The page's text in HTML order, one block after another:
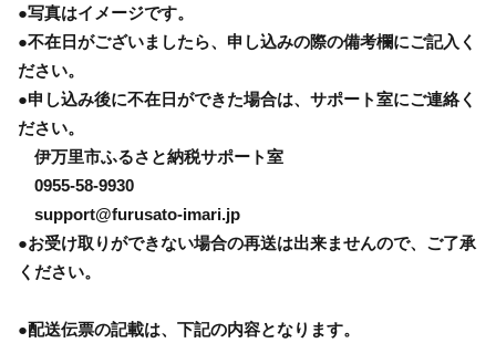
●写真はイメージです。
●不在日がございましたら、申し込みの際の備考欄にご記入く
ださい。
●申し込み後に不在日ができた場合は、サポート室にご連絡く
ださい。
伊万里市ふるさと納税サポート室
0955-58-9930
support@furusato-imari.jp
●お受け取りができない場合の再送は出来ませんので、ご了承
ください。
●配送伝票の記載は、下記の内容となります。